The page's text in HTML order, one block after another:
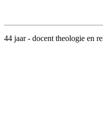
44 jaar - docent theologie en